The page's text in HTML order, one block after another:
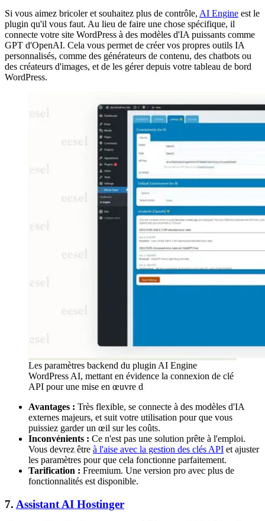
Si vous aimez bricoler et souhaitez plus de contrôle, AI Engine est le
plugin qu'il vous faut. Au lieu de faire une chose spécifique, il
connecte votre site WordPress à des modèles d'IA puissants comme
GPT d'OpenAI. Cela vous permet de créer vos propres outils IA
personnalisés, comme des générateurs de contenu, des chatbots ou
des créateurs d'images, et de les gérer depuis votre tableau de bord
WordPress.
Les paramètres backend du plugin AI Engine
WordPress AI, mettant en évidence la connexion de clé
API pour une mise en œuvre d
Avantages : Très flexible, se connecte à des modèles d'IA
externes majeurs, et suit votre utilisation pour que vous
puissiez garder un œil sur les coûts.
Inconvénients : Ce n'est pas une solution prête à l'emploi.
Vous devrez être à l'aise avec la gestion des clés API et ajuster
les paramètres pour que cela fonctionne parfaitement.
Tarification : Freemium. Une version pro avec plus de
fonctionnalités est disponible.
7. Assistant AI Hostinger